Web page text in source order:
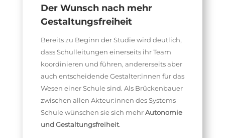
Der Wunsch nach mehr
Gestaltungsfreiheit
Bereits zu Beginn der Studie wird deutlich,
dass Schulleitungen einerseits ihr Team
koordinieren und führen, andererseits aber
auch entscheidende Gestalter:innen für das
Wesen einer Schule sind. Als Brückenbauer
zwischen allen Akteur:innen des Systems
Schule wünschen sie sich mehrAutonomie
und Gestaltungsfreiheit.